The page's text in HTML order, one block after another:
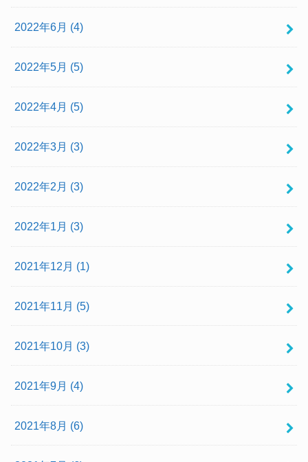
2022年6月 (4)
2022年5月 (5)
2022年4月 (5)
2022年3月 (3)
2022年2月 (3)
2022年1月 (3)
2021年12月 (1)
2021年11月 (5)
2021年10月 (3)
2021年9月 (4)
2021年8月 (6)